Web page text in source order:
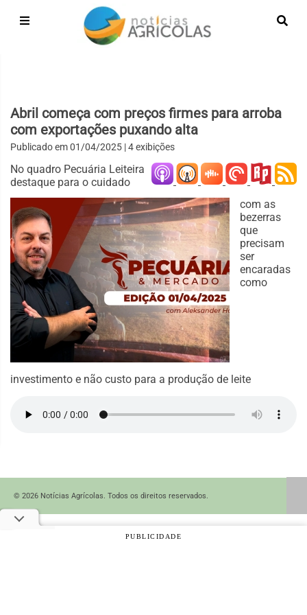
Abril começa com preços firmes para arroba
com exportações puxando alta
Publicado em01/04/2025 | 4 exibições
No quadro Pecuária Leiteira
destaque para o cuidado
com as
bezerras
que
precisam
ser
encaradas
como
investimento e não custo para a produção de leite
© 2026 Notícias Agrícolas. Todos os direitos reservados.
PUBLICIDADE